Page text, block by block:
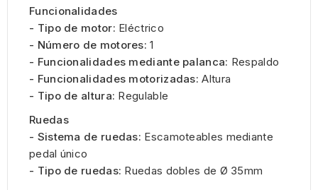
Funcionalidades
- Tipo de motor: Eléctrico
- Número de motores:1
- Funcionalidades mediante palanca: Respaldo
- Funcionalidades motorizadas:Altura
- Tipo de altura: Regulable
Ruedas
- Sistema de ruedas: Escamoteables mediante
pedal único
- Tipo de ruedas: Ruedas dobles de Ø 35mm